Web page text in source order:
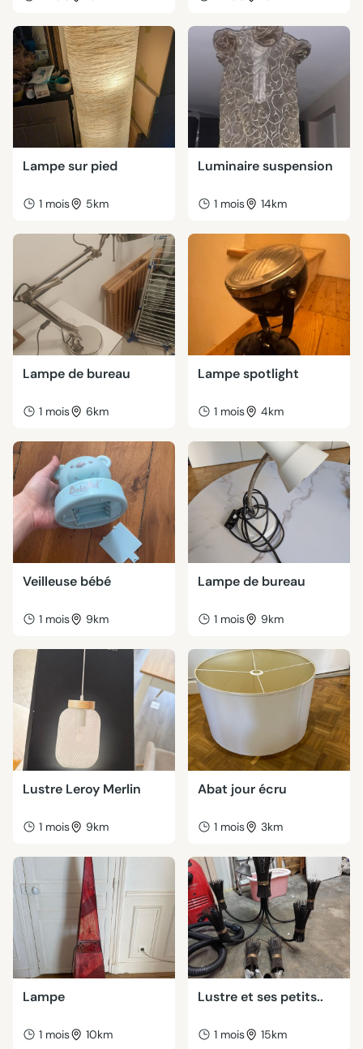
Lampe sur pied
1 mois 5km
Luminaire suspension
1 mois 14km
Lampe de bureau
1 mois 6km
Lampe spotlight
1 mois 4km
Veilleuse bébé
1 mois 9km
Lampe de bureau
1 mois 9km
Lustre Leroy Merlin
1 mois 9km
Abat jour écru
1 mois 3km
Lampe
1 mois 10km
Lustre et ses petits..
1 mois 15km